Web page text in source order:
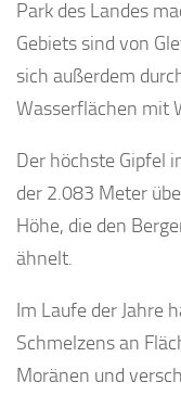
Park des Landes
Gebiets sind von
sich außerdem
Wasserflächen mit
Der höchste Gipfel
der 2.083 Meter
Höhe, die den
ähnelt.
Im Laufe der Jahre
Schmelzens an
Moränen und